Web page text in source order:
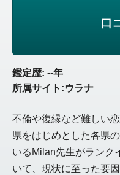
口
鑑定歴: --年
所属サイト:ウラナ
不倫や復縁など難しい
県をはじめとした各県
いるMilan先生がランク
いて、現状に至った要